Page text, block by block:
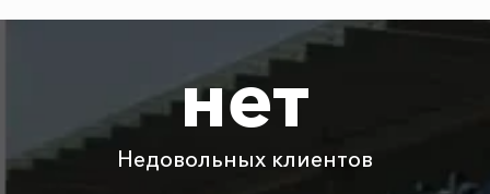
400 ₽
нет
Недовольных клиентов